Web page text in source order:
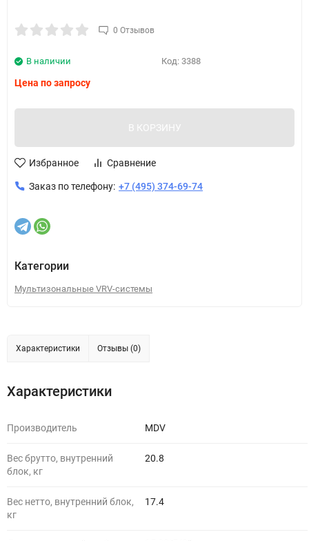
0 Отзывов
Код: 3388
В наличии
Цена по запросу
В КОРЗИНУ
Избранное Сравнение
Заказ по телефону: +7 (495) 374-69-74
Категории
Мультизональные VRV-системы
Характеристики Отзывы (0)
Характеристики
Производитель MDV
Вес брутто, внутренний
блок, кг
20.8
Вес нетто, внутренний блок,
кг
17.4